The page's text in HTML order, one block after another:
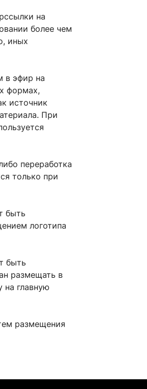
на
более чем
иных
в эфир на
формах,
источник
При
переработка
только при
быть
логотипа
быть
размещать в
на главную
размещения